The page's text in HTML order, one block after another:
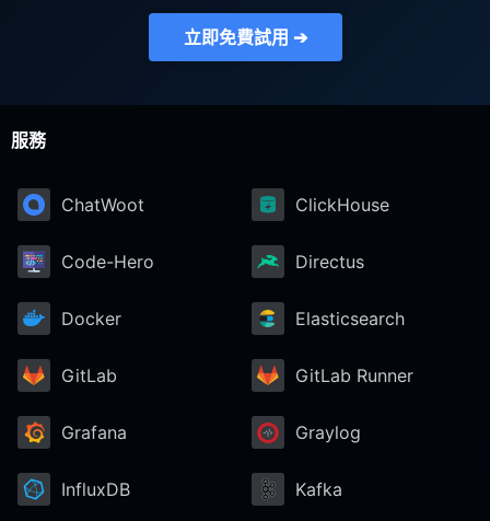
立即免費試用 ➔
服務
ChatWoot ClickHouse
Code-Hero Directus
Docker Elasticsearch
GitLab GitLab Runner
Grafana Graylog
InfluxDB Kafka